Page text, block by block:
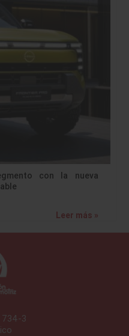
con la nueva
Leer más »
734-3